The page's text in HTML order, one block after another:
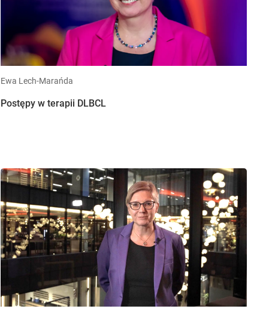
Ewa Lech-Marańda
Postępy w terapii DLBCL